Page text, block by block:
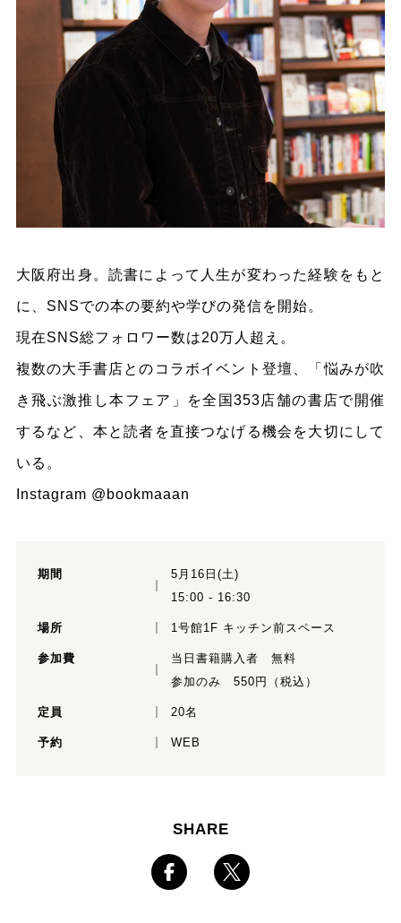
大阪府出身。読書によって人生が変わった経験をもと
に、SNSでの本の要約や学びの発信を開始。
現在SNS総フォロワー数は20万人超え。
複数の大手書店とのコラボイベント登壇、「悩みが吹
き飛ぶ激推し本フェア」を全国353店舗の書店で開催
するなど、本と読者を直接つなげる機会を大切にして
いる。
Instagram @bookmaaan
期間
5月16日(土)
15:00 - 16:30
場所 1号館1F キッチン前スペース
参加費
当日書籍購入者 無料
参加のみ 550円（税込）
定員 20名
予約 WEB
SHARE